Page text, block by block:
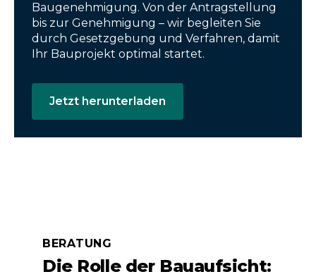
Baugenehmigung. Von der Antragstellung
bis zur Genehmigung – wir begleiten Sie
durch Gesetzgebung und Verfahren, damit
Ihr Bauprojekt optimal startet.
Jetzt herunterladen
Die Rolle der Bauaufsicht:
BERATUNG